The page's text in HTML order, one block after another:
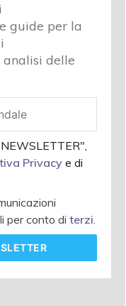
guide per la
delle
Privacye di
per conto di terzi.